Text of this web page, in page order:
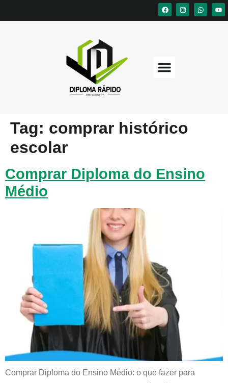
Tag: comprar histórico
escolar
Comprar Diploma do Ensino
Médio
Comprar Diploma do Ensino Médio: o que fazer para